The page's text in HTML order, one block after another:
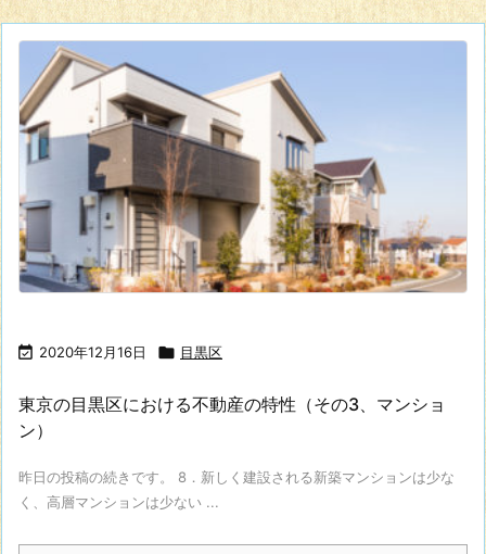
 2020年12月16日  目黒区
東京の目黒区における不動産の特性（その3、マンショ
ン）
昨日の投稿の続きです。 8．新しく建設される新築マンションは少な
く、高層マンションは少ない ...